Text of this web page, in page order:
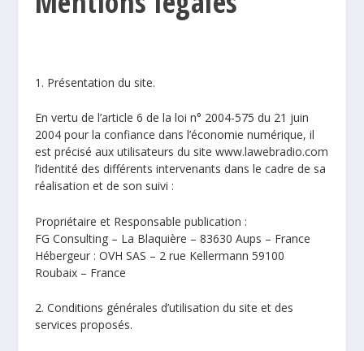
1. Présentation du site.
En vertu de l’article 6 de la loi n° 2004-575 du 21 juin
2004 pour la confiance dans l’économie numérique, il
est précisé aux utilisateurs du site www.lawebradio.com
l’identité des différents intervenants dans le cadre de sa
réalisation et de son suivi :
Propriétaire et Responsable publication :
FG Consulting – La Blaquière – 83630 Aups – France
Hébergeur : OVH SAS – 2 rue Kellermann 59100
Roubaix – France
2. Conditions générales d’utilisation du site et des
services proposés.